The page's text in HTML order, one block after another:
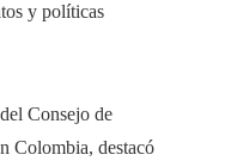
y políticas
Consejo de
Colombia, destacó